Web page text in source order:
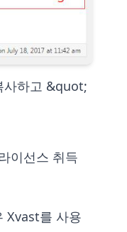
사하고 &quot;